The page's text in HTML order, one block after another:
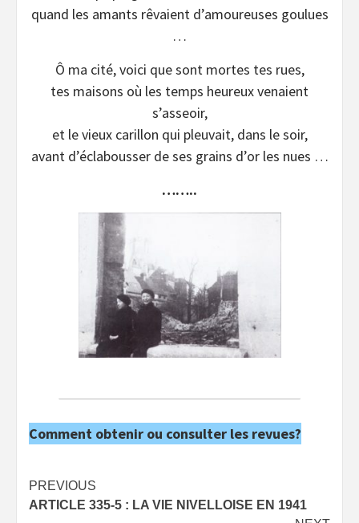
quand les amants rêvaient d’amoureuses goulues
…
Ô ma cité, voici que sont mortes tes rues,
tes maisons où les temps heureux venaient
s’asseoir,
et le vieux carillon qui pleuvait, dans le soir,
avant d’éclabousser de ses grains d’or les nues …
……..
Comment obtenir ou consulter les revues?
Post
navigation
PREVIOUS
ARTICLE 335-5 : LA VIE NIVELLOISE EN 1941